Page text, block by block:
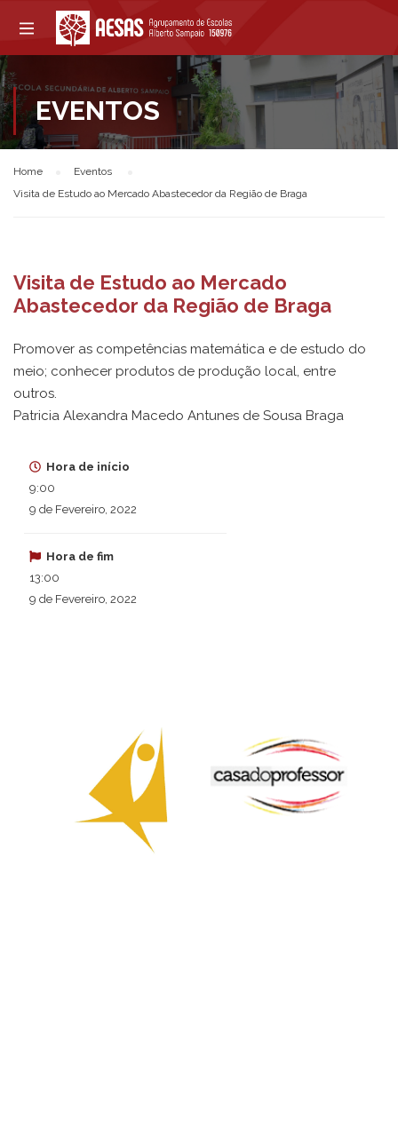
EVENTOS
Home
Eventos
Visita de Estudo ao Mercado Abastecedor da Região de Braga
Visita de Estudo ao Mercado
Abastecedor da Região de Braga
Promover as competências matemática e de estudo do
meio; conhecer produtos de produção local, entre
outros.
Patricia Alexandra Macedo Antunes de Sousa Braga
Hora de início
9:00
9 de Fevereiro, 2022
Hora de fim
13:00
9 de Fevereiro, 2022